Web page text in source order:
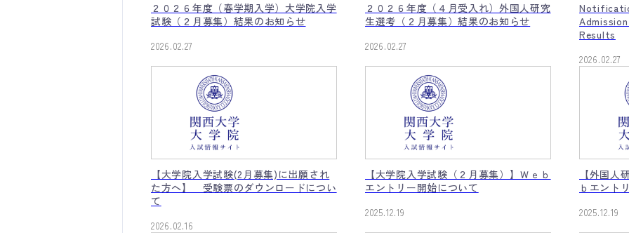
２０２６年度（春学期入学）大学院入学
試験（２月募集）結果のお知らせ
2026.02.27
２０２６年度（４月受入れ）外国人研究
生選考（２月募集）結果のお知らせ
2026.02.27
Results
2026.02.27
【大学院入学試験(2月募集)に出願され
た方へ】 受験票のダウンロードについ
て
2026.02.16
【大学院入学試験（２月募集）】Ｗｅｂ
エントリー開始について
2025.12.19
【外国人
ｂエント
2025.12.19